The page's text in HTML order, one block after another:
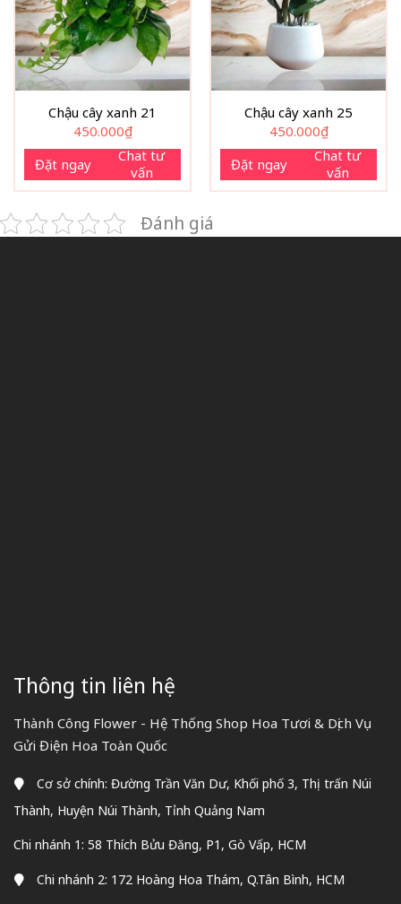
Chậu cây xanh 21
450.000₫
Đặt ngay
Chat tư
vấn
Chậu cây xanh 25
450.000₫
Đặt ngay
Chat tư
vấn
Đánh giá
Thông tin liên hệ
Thành Công Flower - Hệ Thống Shop Hoa Tươi & Dịch Vụ
Gửi Điện Hoa Toàn Quốc
Cơ sở chính: Đường Trần Văn Dư, Khối phố 3, Thị trấn Núi
Thành, Huyện Núi Thành, Tỉnh Quảng Nam
Chi nhánh 1: 58 Thích Bửu Đăng, P1, Gò Vấp, HCM
Chi nhánh 2: 172 Hoàng Hoa Thám, Q.Tân Bình, HCM